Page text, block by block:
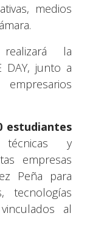
medios
la
DAY, junto a
estudiantes
técnicas y
empresas
Peña para
tecnologías
al